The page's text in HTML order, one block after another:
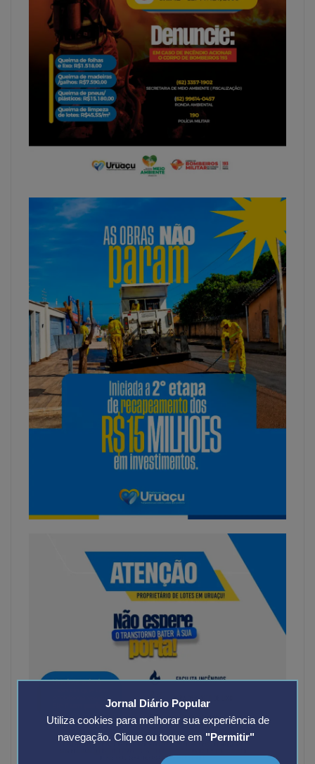
Jornal Diário Popular
Utiliza cookies para melhorar sua experiência de
navegação. Clique ou toque em "Permitir"